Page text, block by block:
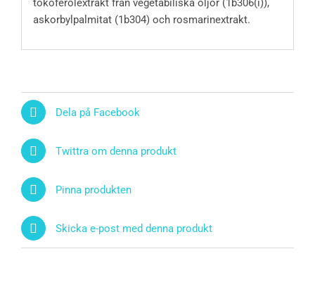
askorbylpalmitat (1b304) och rosmarinextrakt.
Dela på Facebook
Twittra om denna produkt
Pinna produkten
Skicka e-post med denna produkt